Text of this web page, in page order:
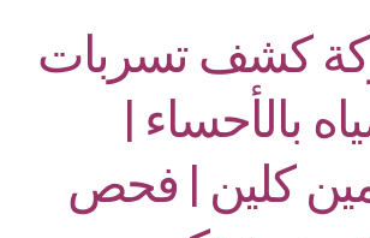
كشف تسربات
بالأحساء |
كلين | فحص